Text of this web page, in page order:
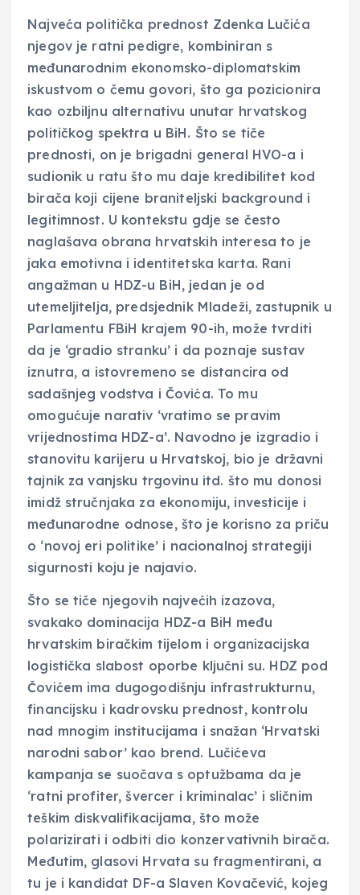
Najveća politička prednost Zdenka Lučića
njegov je ratni pedigre, kombiniran s
međunarodnim ekonomsko-diplomatskim
iskustvom o čemu govori, što ga pozicionira
kao ozbiljnu alternativu unutar hrvatskog
političkog spektra u BiH. Što se tiče
prednosti, on je brigadni general HVO-a i
sudionik u ratu što mu daje kredibilitet kod
birača koji cijene braniteljski background i
legitimnost. U kontekstu gdje se često
naglašava obrana hrvatskih interesa to je
jaka emotivna i identitetska karta. Rani
angažman u HDZ-u BiH, jedan je od
utemeljitelja, predsjednik Mladeži, zastupnik u
Parlamentu FBiH krajem 90-ih, može tvrditi
da je ‘gradio stranku’ i da poznaje sustav
iznutra, a istovremeno se distancira od
sadašnjeg vodstva i Čovića. To mu
omogućuje narativ ‘vratimo se pravim
vrijednostima HDZ-a’. Navodno je izgradio i
stanovitu karijeru u Hrvatskoj, bio je državni
tajnik za vanjsku trgovinu itd. što mu donosi
imidž stručnjaka za ekonomiju, investicije i
međunarodne odnose, što je korisno za priču
o ‘novoj eri politike’ i nacionalnoj strategiji
sigurnosti koju je najavio.
Što se tiče njegovih najvećih izazova,
svakako dominacija HDZ-a BiH među
hrvatskim biračkim tijelom i organizacijska
logistička slabost oporbe ključni su. HDZ pod
Čovićem ima dugogodišnju infrastrukturnu,
financijsku i kadrovsku prednost, kontrolu
nad mnogim institucijama i snažan ‘Hrvatski
narodni sabor’ kao brend. Lučićeva
kampanja se suočava s optužbama da je
‘ratni profiter, švercer i kriminalac’ i sličnim
teškim diskvalifikacijama, što može
polarizirati i odbiti dio konzervativnih birača.
Međutim, glasovi Hrvata su fragmentirani, a
tu je i kandidat DF-a Slaven Kovačević, kojeg